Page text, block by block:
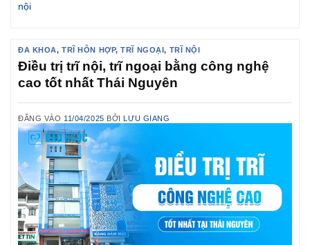
nội
ĐA KHOA,TRĨ HỖN HỢP,TRĨ NGOẠI, TRĨ NỘI
Điều trị trĩ nội, trĩ ngoại bằng công nghệ
cao tốt nhất Thái Nguyên
ĐĂNG VÀO 11/04/2025 BỞILƯU GIANG